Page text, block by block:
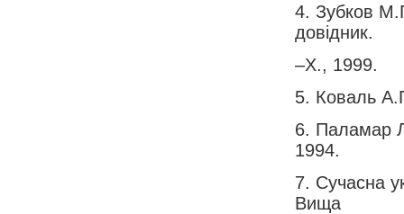
4. Зубков
довідник.
–Х., 1999.
5. Коваль
6. Паламар
1994.
7. Сучасна
Вища